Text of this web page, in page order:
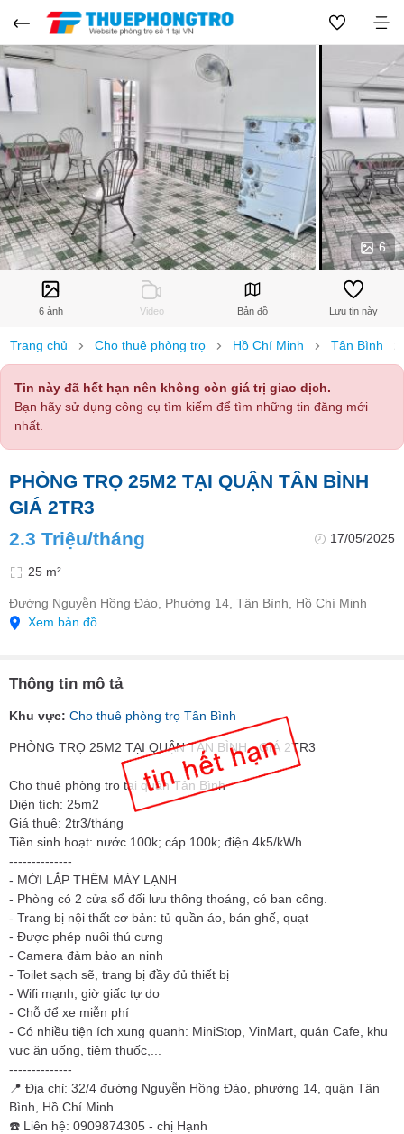
6
6 ảnh Video Bản đồ Lưu tin này
Trang chủ Cho thuê phòng trọ Hồ Chí Minh Tân Bình
Tin này đã hết hạn nên không còn giá trị giao dịch.
Bạn hãy sử dụng công cụ tìm kiếm để tìm những tin đăng mới
nhất.
PHÒNG TRỌ 25M2 TẠI QUẬN TÂN BÌNH
GIÁ 2TR3
2.3 Triệu/tháng
17/05/2025
25 m²
Đường Nguyễn Hồng Đào, Phường 14, Tân Bình, Hồ Chí Minh
Xem bản đồ
Thông tin mô tả
Khu vực: Cho thuê phòng trọ Tân Bình
PHÒNG TRỌ 25M2 TẠI QUẬN TÂN BÌNH - GIÁ 2TR3
Cho thuê phòng trọ tại quận Tân Bình
Diện tích: 25m2
Giá thuê: 2tr3/tháng
Tiền sinh hoạt: nước 100k; cáp 100k; điện 4k5/kWh
--------------
- MỚI LẮP THÊM MÁY LẠNH
- Phòng có 2 cửa sổ đối lưu thông thoáng, có ban công.
- Trang bị nội thất cơ bản: tủ quần áo, bán ghế, quạt
- Được phép nuôi thú cưng
- Camera đảm bảo an ninh
- Toilet sạch sẽ, trang bị đầy đủ thiết bị
- Wifi mạnh, giờ giấc tự do
- Chỗ để xe miễn phí
- Có nhiều tiện ích xung quanh: MiniStop, VinMart, quán Cafe, khu
vực ăn uống, tiệm thuốc,...
--------------
📍 Địa chỉ: 32/4 đường Nguyễn Hồng Đào, phường 14, quận Tân
Bình, Hồ Chí Minh
☎️ Liên hệ: 0909874305 - chị Hạnh